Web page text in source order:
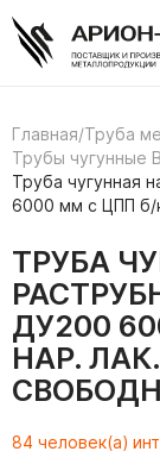
Главная/Труба
Трубы чугунные
Труба чугунная
6000 мм с ЦПП б/
ТРУБА
ДУ200
НАР.
84 человек(а)